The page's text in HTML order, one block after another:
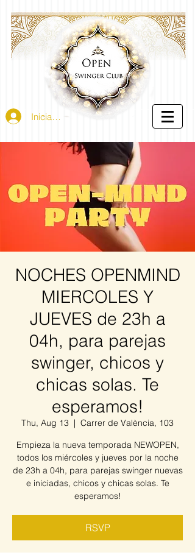
Iniciar sesión
NOCHES OPENMIND
MIERCOLES Y
JUEVES de 23h a
04h, para parejas
swinger, chicos y
chicas solas. Te
esperamos!
Thu, Aug 13
  |
Carrer de València, 103
Empieza la nueva temporada NEWOPEN,
todos los miércoles y jueves por la noche
de 23h a 04h, para parejas swinger nuevas
e iniciadas, chicos y chicas solas. Te
esperamos!
RSVP